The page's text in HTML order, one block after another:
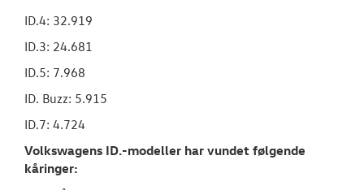
ID.4: 32.919
ID.3: 24.681
ID.5: 7.968
ID. Buzz: 5.915
ID.7: 4.724
Volkswagens ID.-modeller har vundet følgende
kåringer: